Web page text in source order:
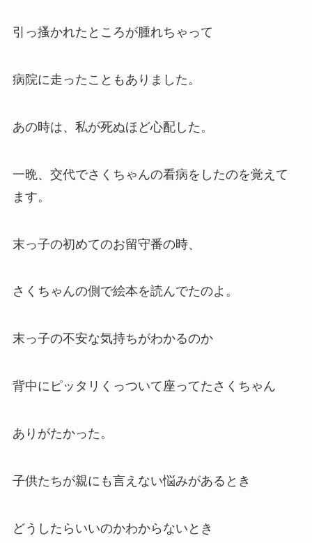
引っ搔かれたところが腫れちゃって
病院に走ったこともありました。
あの時は、私が死ぬほど心配した。
一晩、交代でさくちゃんの看病をしたのを覚えて
ます。
末っ子の初めてのお留守番の時、
さくちゃんの側で絵本を読んでたのよ。
末っ子の不安な気持ちがわかるのか
背中にピッタリくっついて座ってたさくちゃん
ありがたかった。
子供たちが親にも言えない悩みがあるとき
どうしたらいいのかわからないとき